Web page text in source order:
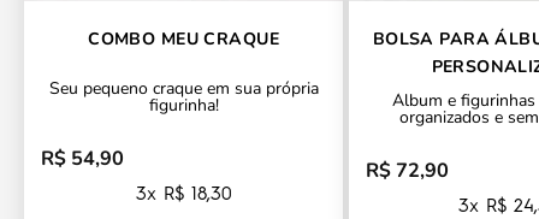
COMBO MEU CRAQUE
Seu pequeno craque em sua própria
figurinha!
Preço promocional
R$ 54,90
3x R$ 18,30
BOLSA PARA
Álbum e
organizados e
Preço promocional
R$ 72,90
3x R$